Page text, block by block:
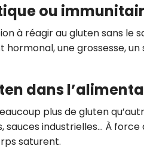
ou
à réagir au gluten sans le
hormonal, une grossesse,
dans
plus de gluten
sauces industrielles… À
saturent.